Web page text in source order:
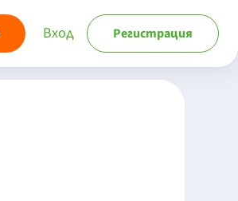
Вход Регистрация